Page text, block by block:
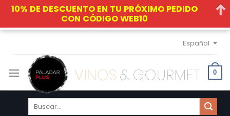
Skip
content
Español
0
Buscar
10% DE DESCUENTO EN TU PRÓXIMO PEDIDO
CON CÓDIGO WEB10